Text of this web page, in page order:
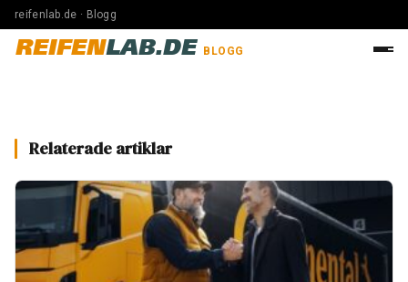
reifenlab.de · Blogg
REIFENLAB.DE BLOGG
Relaterade artiklar